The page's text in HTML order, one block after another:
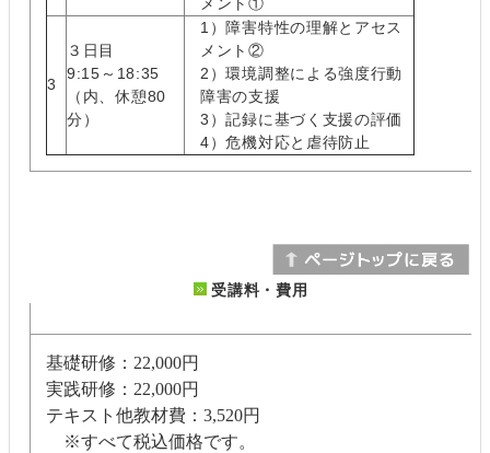
メント①
3
３日目
9:15～18:35
（内、休憩80
分）
1）障害特性の理解とアセス
メント②
2）環境調整による強度行動
障害の支援
3）記録に基づく支援の評価
4）危機対応と虐待防止
受講料・費用
基礎研修：22,000円
実践研修：22,000円
テキスト他教材費：3,520円
※すべて税込価格です。